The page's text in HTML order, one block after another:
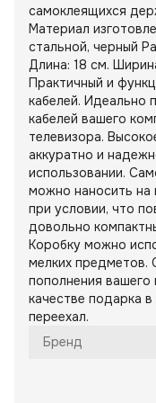
самоклеящихся
Материал
стальной, черный
Длина: 18 см.
Практичный и
кабелей. Идеально
кабелей вашего
телевизора.
аккуратно и
использовании.
можно наносить на
при условии, что
довольно
Коробку можно
мелких предметов.
пополнения вашего
качестве подарка
переехал.
Бренд